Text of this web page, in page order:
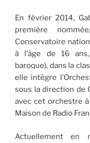
En février 2014,
première
Conservatoire
à l’âge de 16
baroque), dans la
elle intègre
sous la direction de
avec cet orchestre
Maison de Radio
Actuellement en